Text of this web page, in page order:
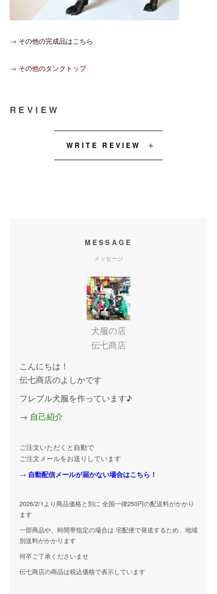
→ その他の完成品はこちら
→ その他のタンクトップ
REVIEW
WRITE REVIEW
MESSAGE
メッセージ
犬服の店
伝七商店
こんにちは！
伝七商店のよしかです
フレブル犬服を作っています♪
→ 自己紹介
ご注文いただくと自動で
ご注文メールをお送りしています
→ 自動配信メールが届かない場合はこちら！
2026/2/1より商品価格と別に 全国一律250円の配送料がかかり
ます
一部商品や、時間帯指定の場合は 宅配便で発送するため、地域
別送料がかかります
何卒ご了承くださいませ
伝七商店の商品は税込価格で表示しています